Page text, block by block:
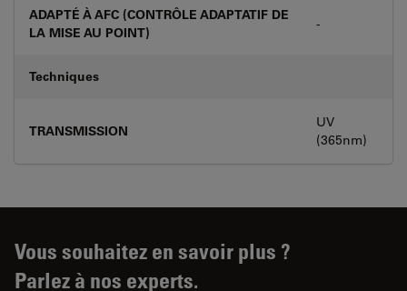
ADAPTÉ À AFC (CONTRÔLE ADAPTATIF DE
LA MISE AU POINT)
-
Techniques
TRANSMISSION
UV
(365nm)
Vous souhaitez en savoir plus ?
Parlez à nos experts.